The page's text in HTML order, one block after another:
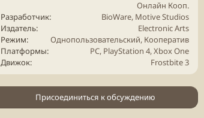
Онлайн Кооп.
Разработчик
BioWare, Motive Studios
Издатель
Electronic Arts
Режим
Однопользовательский Кооператив
Платформы
PC PlayStation 4 XboxOne
Движок
Frostbite 3
Присоединиться к обсуждению